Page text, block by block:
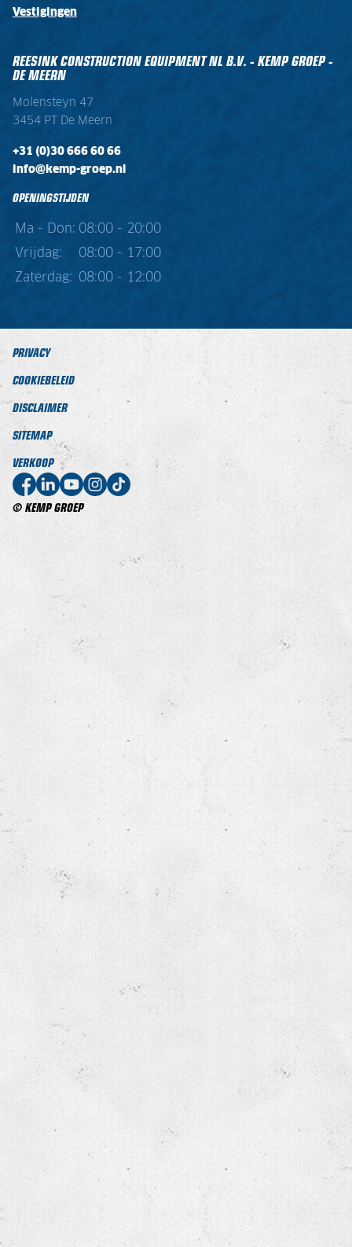
Vestigingen
REESINK CONSTRUCTION EQUIPMENT NL B.V. - KEMP GROEP -
DE MEERN
Molensteyn 47
3454 PT De Meern
+31 (0)30 666 60 66
info@kemp-groep.nl
OPENINGSTIJDEN
Ma - Don: 08:00 - 20:00
Vrijdag:
08:00 - 17:00
Zaterdag:
08:00 - 12:00
© KEMP GROEP
PRIVACY
COOKIEBELEID
DISCLAIMER
SITEMAP
VERKOOP